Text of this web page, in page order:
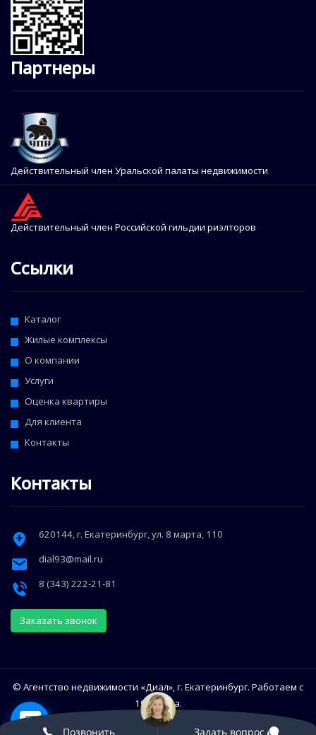
Партнеры
Действительный член Уральской палаты недвижимости
Действительный член Российской гильдии риэлторов
Ссылки
Каталог
Жилые комплексы
О компании
Услуги
Оценка квартиры
Для клиента
Контакты
Контакты
620144 , г. Екатеринбург, ул. 8 марта, 110
dial93@mail.ru
8 (343) 222-21-81
Заказать звонок
© Агентство недвижимости «Диал», г. Екатеринбург. Работаем с
1993 года.
Использование сайта означает согласие с Политикой
Позвонить Задать вопрос